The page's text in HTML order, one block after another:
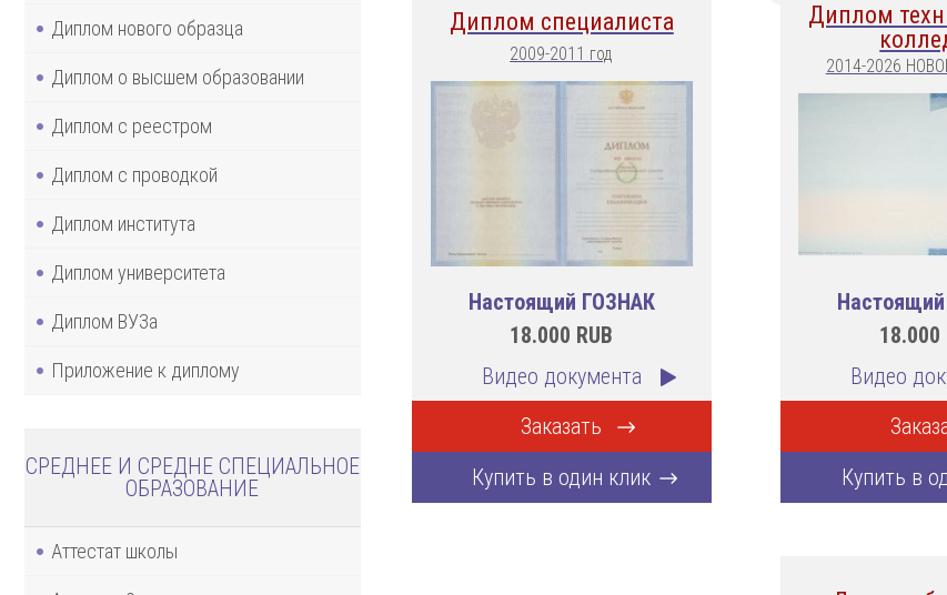
Диплом нового образца
Диплом о высшем образовании
Диплом с реестром
Диплом с проводкой
Диплом института
Диплом университета
Диплом ВУЗа
Приложение к диплому
СРЕДНЕЕ И СРЕДНЕ СПЕЦИАЛЬНОЕ
ОБРАЗОВАНИЕ
Аттестат школы
Диплом специалиста
2009-2011 год
Настоящий ГОЗНАК
18.000 RUB
Видео документа
Заказать
Купить в один клик
Диплом
2014-2026
18.000
Видео
Купить в